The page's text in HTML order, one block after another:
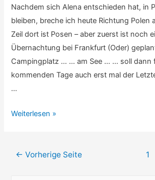
Nachdem sich Alena entschieden hat, in
bleiben, breche ich heute Richtung Polen
Zeil dort ist Posen – aber zuerst ist noch
Übernachtung bei Frankfurt (Oder)
Campingplatz … … am See … … soll dann
kommenden Tage auch erst mal der
…
Calitour
fünf:
Weiterlesen »
Beitragsnavigation
← Vorherige Seite 1